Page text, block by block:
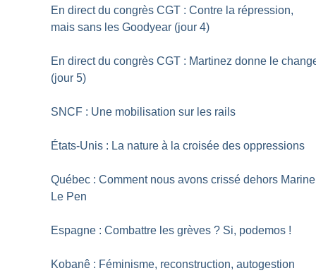
En direct du congrès CGT : Contre la répression,
mais sans les Goodyear (jour 4)
En direct du congrès CGT : Martinez donne le
(jour 5)
SNCF : Une mobilisation sur les rails
États-Unis : La nature à la croisée des oppressions
Québec : Comment nous avons crissé dehors Marine
Le Pen
Espagne : Combattre les grèves ? Si, podemos !
Kobanê : Féminisme, reconstruction, autogestion